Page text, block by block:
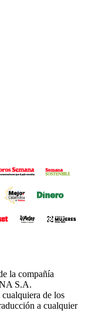
la compañía
S.A.
de los
a cualquier